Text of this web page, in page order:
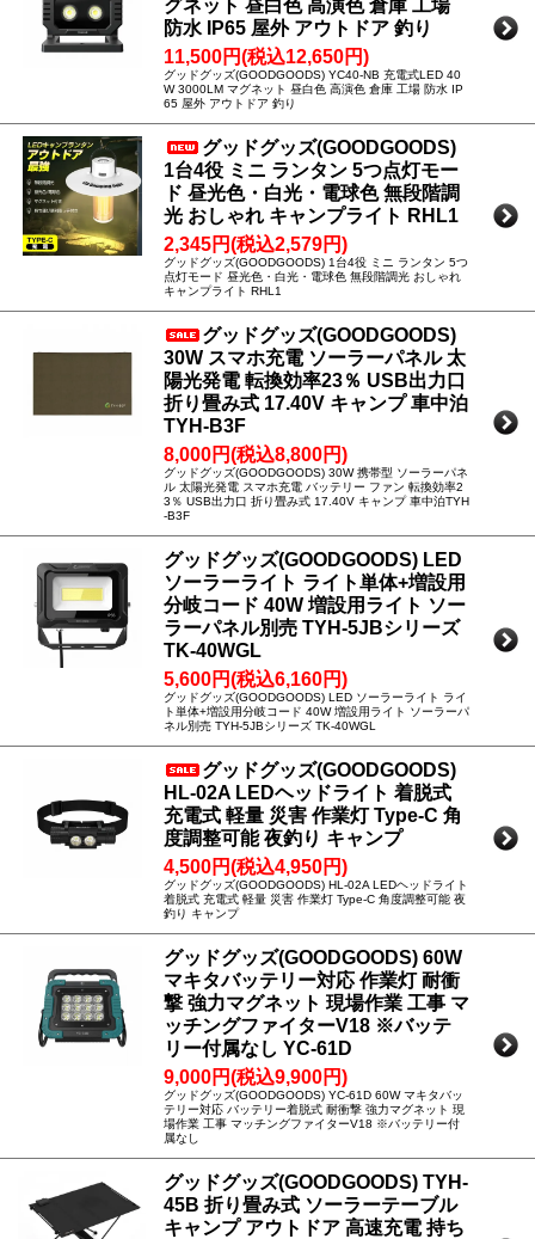
グネット 昼白色 高演色 倉庫 工場
防水 IP65 屋外 アウトドア 釣り
11,500円(税込12,650円)
グッドグッズ(GOODGOODS) YC40-NB 充電式LED 40
W 3000LM マグネット 昼白色 高演色 倉庫 工場 防水 IP
65 屋外 アウトドア 釣り
グッドグッズ(GOODGOODS)
1台4役 ミニ ランタン 5つ点灯モー
ド 昼光色・白光・電球色 無段階調
光 おしゃれ キャンプライト RHL1
2,345円(税込2,579円)
グッドグッズ(GOODGOODS) 1台4役 ミニ ランタン 5つ
点灯モード 昼光色・白光・電球色 無段階調光 おしゃれ
キャンプライト RHL1
グッドグッズ(GOODGOODS)
30W スマホ充電 ソーラーパネル 太
陽光発電 転換効率23％ USB出力口
折り畳み式 17.40V キャンプ 車中泊
TYH-B3F
8,000円(税込8,800円)
グッドグッズ(GOODGOODS) 30W 携帯型 ソーラーパネ
ル 太陽光発電 スマホ充電 バッテリー ファン 転換効率2
3％ USB出力口 折り畳み式 17.40V キャンプ 車中泊TYH
-B3F
グッドグッズ(GOODGOODS) LED
ソーラーライト ライト単体+増設用
分岐コード 40W 増設用ライト ソー
ラーパネル別売 TYH-5JBシリーズ
TK-40WGL
5,600円(税込6,160円)
グッドグッズ(GOODGOODS) LED ソーラーライト ライ
ト単体+増設用分岐コード 40W 増設用ライト ソーラーパ
ネル別売 TYH-5JBシリーズ TK-40WGL
グッドグッズ(GOODGOODS)
HL-02A LEDヘッドライト 着脱式
充電式 軽量 災害 作業灯 Type-C 角
度調整可能 夜釣り キャンプ
4,500円(税込4,950円)
グッドグッズ(GOODGOODS) HL-02A LEDヘッドライト
着脱式 充電式 軽量 災害 作業灯 Type-C 角度調整可能 夜
釣り キャンプ
グッドグッズ(GOODGOODS) 60W
マキタバッテリー対応 作業灯 耐衝
撃 強力マグネット 現場作業 工事 マ
ッチングファイターV18 ※バッテ
リー付属なし YC-61D
9,000円(税込9,900円)
グッドグッズ(GOODGOODS) YC-61D 60W マキタバッ
テリー対応 バッテリー着脱式 耐衝撃 強力マグネット 現
場作業 工事 マッチングファイターV18 ※バッテリー付
属なし
グッドグッズ(GOODGOODS) TYH-
45B 折り畳み式 ソーラーテーブル
キャンプ アウトドア 高速充電 持ち